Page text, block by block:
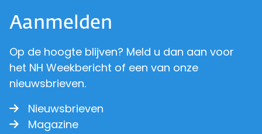
Aanmelden
Op de hoogte blijven? Meld u dan aan voor
het NH Weekbericht of een van onze
nieuwsbrieven.
Nieuwsbrieven
Magazine